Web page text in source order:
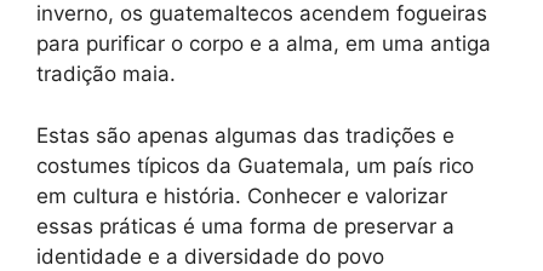
inverno, os guatemaltecos acendem fogueiras
para purificar o corpo e a alma, em uma antiga
tradição maia.
Estas são apenas algumas das tradições e
costumes típicos da Guatemala, um país rico
em cultura e história. Conhecer e valorizar
essas práticas é uma forma de preservar a
identidade e a diversidade do povo